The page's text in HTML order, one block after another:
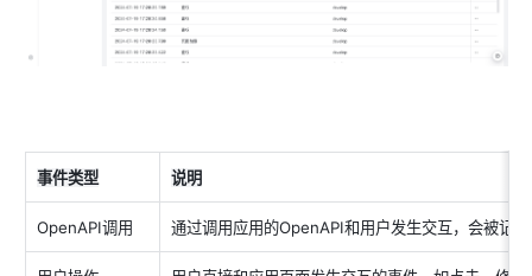
事件类型 说明
OpenAPI调用 通过调用应用的OpenAPI和用户发生交互，会被记